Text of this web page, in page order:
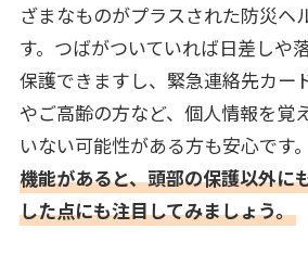
ざまなものがプラスされた防災ヘ
す。つばがついていれば日差しや
保護できますし、緊急連絡先カー
やご高齢の方など、個人情報を覚
いない可能性がある方も安心です。
機能があると、頭部の保護以外に
した点にも注目してみましょう。